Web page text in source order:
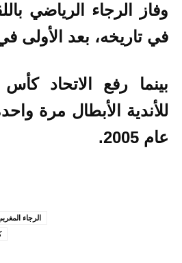
وفاز الرجاء الرياضي
في تاريخه، بعد الأولى في
بينما رفع الاتحاد
للأندية الأبطال مرة
عام 2005.
الرجاء